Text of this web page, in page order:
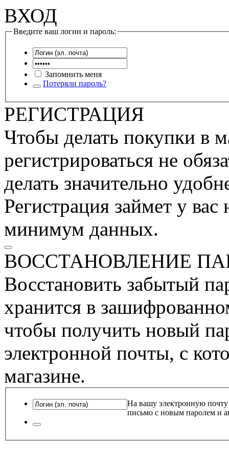
ВХОД
Введите ваш логин и пароль:
Запомнить меня
Потеряли пароль?
РЕГИСТРАЦИЯ
Чтобы делать покупки в
регистрироваться не
делать значительно
Регистрация займет у
минимум данных.
ВОССТАНОВЛЕНИЕ
Восстановить забытый
хранится в
чтобы получить новый
электронной почты, с
магазине.
На вашу электронную почту
письмо с новым паролем и